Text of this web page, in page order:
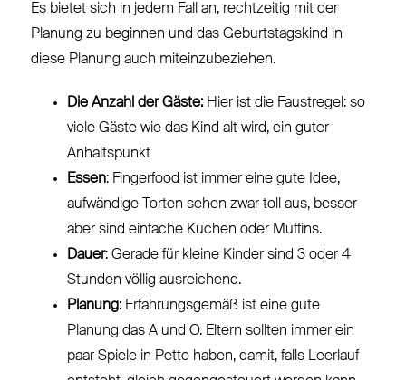
Es bietet sich in jedem Fall an, rechtzeitig mit der
Planung zu beginnen und das Geburtstagskind in
diese Planung auch miteinzubeziehen.
Die Anzahl der Gäste: Hier ist die Faustregel: so
viele Gäste wie das Kind alt wird, ein guter
Anhaltspunkt
Essen: Fingerfood ist immer eine gute Idee,
aufwändige Torten sehen zwar toll aus, besser
aber sind einfache Kuchen oder Muffins.
Dauer: Gerade für kleine Kinder sind 3 oder 4
Stunden völlig ausreichend.
Planung: Erfahrungsgemäß ist eine gute
Planung das A und O. Eltern sollten immer ein
paar Spiele in Petto haben, damit, falls Leerlauf